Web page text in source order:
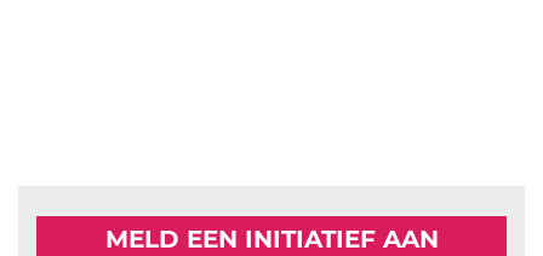
MELD EEN INITIATIEF AAN